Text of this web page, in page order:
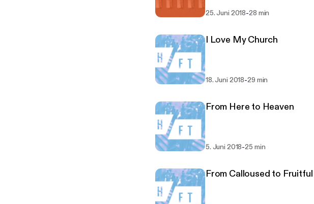
25. Juni 2018-28 min
I Love My Church
18. Juni 2018-29 min
From Here to Heaven
5. Juni 2018-25 min
From Calloused to Fruitful